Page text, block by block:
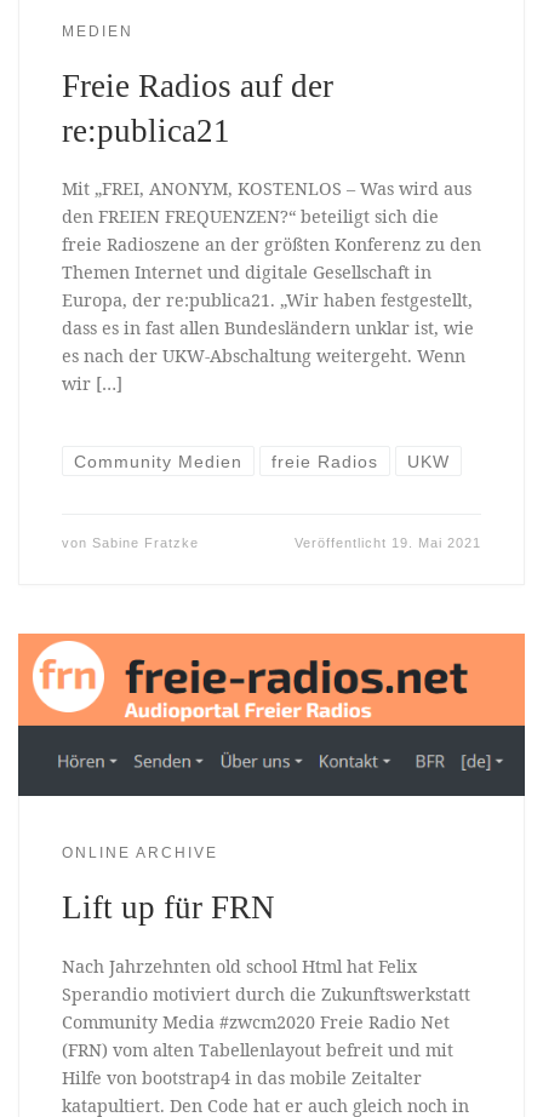
MEDIEN
Freie Radios auf der
re:publica21
Mit „FREI, ANONYM, KOSTENLOS – Was wird aus
den FREIEN FREQUENZEN?“ beteiligt sich die
freie Radioszene an der größten Konferenz zu den
Themen Internet und digitale Gesellschaft in
Europa, der re:publica21. „Wir haben festgestellt,
dass es in fast allen Bundesländern unklar ist, wie
es nach der UKW-Abschaltung weitergeht. Wenn
wir […]
Community Medien freie Radios UKW
von Sabine Fratzke Veröffentlicht 19. Mai 2021
ONLINE ARCHIVE
Lift up für FRN
Nach Jahrzehnten old school Html hat Felix
Sperandio motiviert durch die Zukunftswerkstatt
Community Media #zwcm2020 Freie Radio Net
(FRN) vom alten Tabellenlayout befreit und mit
Hilfe von bootstrap4 in das mobile Zeitalter
katapultiert. Den Code hat er auch gleich noch in